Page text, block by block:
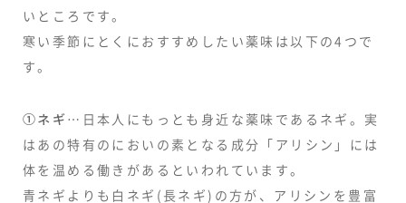
いところです。
寒い季節にとくにおすすめしたい薬味は以下の4つで
す。
①ネギ …日本人にもっとも身近な薬味であるネギ。実
はあの特有のにおいの素となる成分「アリシン」には
体を温める働きがあるといわれています。
青ネギよりも白ネギ(長ネギ)の方が、アリシンを豊富